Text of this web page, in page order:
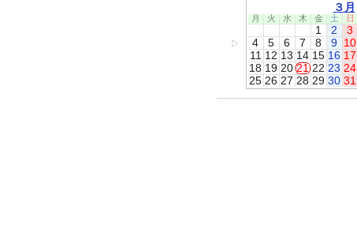
▷
３月
月 火 水 木 金 土 日
1 2
3
4
5 6 7 8 9
10
11 12 13 14 15 16 17
18 19 20 21 22 23 24
25 26 27 28 29 30 31